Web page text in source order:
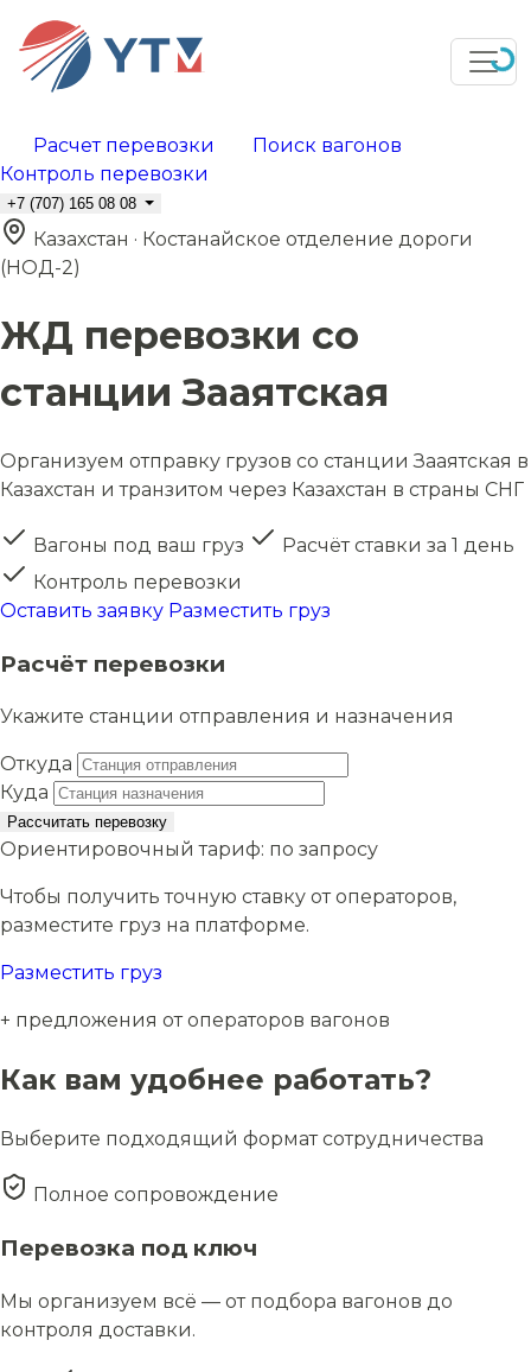
Расчет перевозки
Поиск вагонов
Контроль перевозки
+7 (707) 165 08 08
Казахстан · Костанайское отделение дороги
(НОД-2)
ЖД перевозки со
станции Зааятская
Организуем отправку грузов со станции Зааятская в
Казахстан и транзитом через Казахстан в страны СНГ
Вагоны под ваш груз
Расчёт ставки за 1 день
Контроль перевозки
Оставить заявку Разместить груз
Расчёт перевозки
Укажите станции отправления и назначения
Откуда
Куда
Рассчитать перевозку
Ориентировочный тариф: по запросу
Чтобы получить точную ставку от операторов,
разместите груз на платформе.
Разместить груз
+ предложения от операторов вагонов
Как вам удобнее работать?
Выберите подходящий формат сотрудничества
Полное сопровождение
Перевозка под ключ
Мы организуем всё — от подбора вагонов до
контроля доставки.